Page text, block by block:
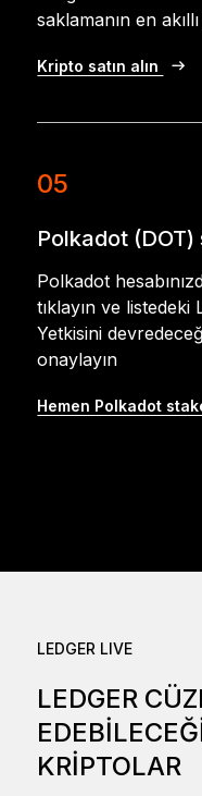
saklamanın en
Kripto satın alın
05
Polkadot
Polkadot
tıklayın ve listedeki
Yetkisini
onaylayın
Hemen Polkadot
LEDGER LIVE
LEDGER
KRIPTOLAR